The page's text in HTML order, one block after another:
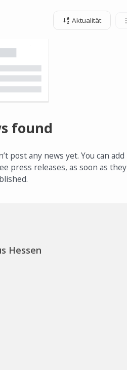
Aktualität
found
post any news yet. You can add
press releases, as soon as they
Hessen